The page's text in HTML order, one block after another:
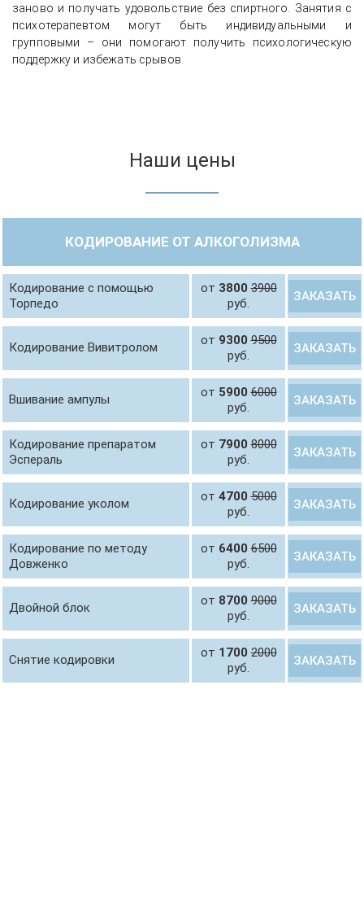
заново и получать удовольствие без спиртного. Занятия с
психотерапевтом могут быть индивидуальными и
групповыми – они помогают получить психологическую
поддержку и избежать срывов.
Наши цены
КОДИРОВАНИЕ ОТ АЛКОГОЛИЗМА
Кодирование с помощью
Торпедо
от 38003900
руб.
ЗАКАЗАТЬ
Кодирование Вивитролом от 93009500
руб.
ЗАКАЗАТЬ
Вшивание ампулы от 59006000
руб.
ЗАКАЗАТЬ
Кодирование препаратом
Эспераль
от 79008000
руб.
ЗАКАЗАТЬ
Кодирование уколом от 47005000
руб.
ЗАКАЗАТЬ
Кодирование по методу
Довженко
от 64006500
руб.
ЗАКАЗАТЬ
Двойной блок от 87009000
руб.
ЗАКАЗАТЬ
Снятие кодировки от 17002000
руб.
ЗАКАЗАТЬ